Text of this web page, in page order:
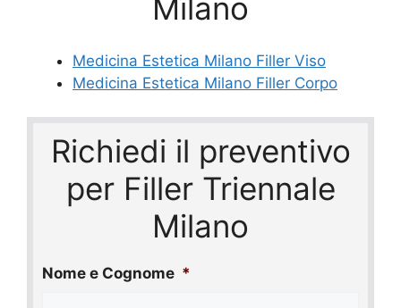
Milano
Medicina Estetica Milano Filler Viso
Medicina Estetica Milano Filler Corpo
Richiedi il preventivo
per Filler Triennale
Milano
Nome e Cognome *